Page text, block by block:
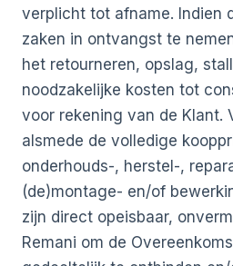
verplicht tot afname. Indien
zaken in ontvangst te
het retourneren, opslag,
noodzakelijke kosten tot
voor rekening van de Klant.
alsmede de volledige
onderhouds-, herstel-,
(de)montage- en/of
zijn direct opeisbaar,
Remani om de